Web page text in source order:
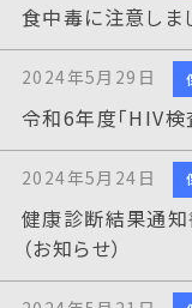
食中毒に注意しまし
2024年5月29日
令和6年度「HIV
2024年5月24日
健康診断結果通
（お知らせ）